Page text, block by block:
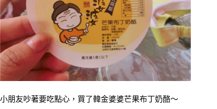
小朋友吵著要吃點心，買了韓金婆婆芒果布丁奶酪～